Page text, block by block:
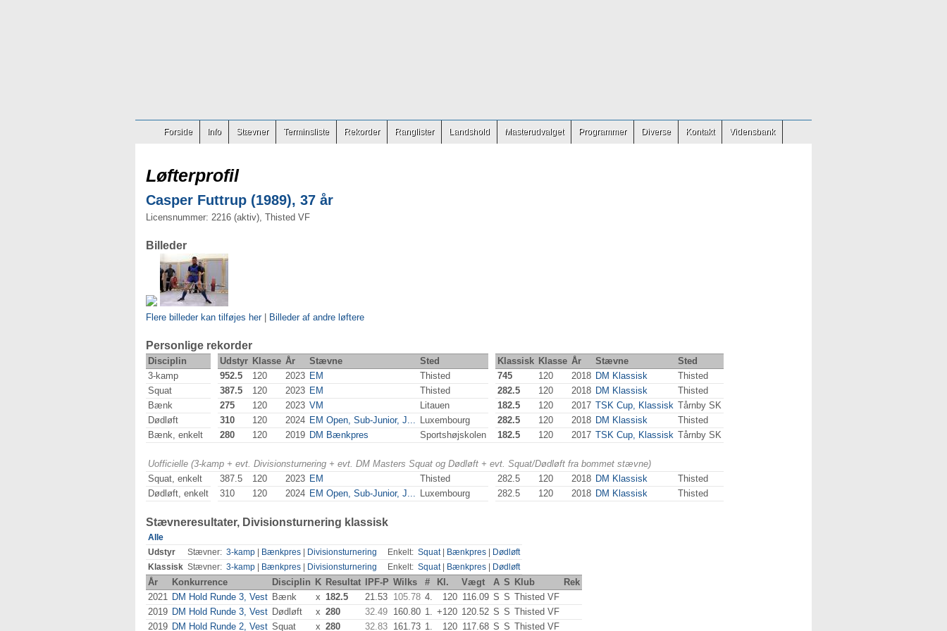
Forside Info Stævner Terminsliste Rekorder Ranglister Landshold Masterudvalget Programmer Diverse Kontakt Vidensbank
Løfterprofil
Casper Futtrup (1989), 37 år
Licensnummer: 2216 (aktiv), Thisted VF
Billeder
Flere billeder kan tilføjes her| Billeder af andre løftere
Personlige rekorder
Disciplin Udstyr Klasse År Stævne Sted Klassisk Klasse År Stævne
Sted
3-kamp
952.5 120 2023 EM Thisted 745 120 2018 DM Klassisk
Thisted
Squat
387.5 120 2023 EM Thisted 282.5 120 2018 DM Klassisk
Thisted
Bænk
275 120 2023 VM Litauen 182.5 120 2017 TSK Cup, Klassisk Tårnby SK
Dødløft
310 120 2024 EM Open, Sub-Junior, J... Luxembourg 282.5 120 2018 DM Klassisk
Thisted
Bænk, enkelt
280 120 2019 DM Bænkpres Sportshøjskolen 182.5 120 2017 TSK Cup, Klassisk Tårnby SK
Uofficielle (3-kamp + evt. Divisionsturnering + evt. DM Masters Squat og Dødløft + evt. Squat/Dødløft fra bommet stævne)
Squat, enkelt
387.5 120 2023 EM Thisted 282.5 120 2018 DM Klassisk
Thisted
Dødløft, enkelt
310 120 2024 EM Open, Sub-Junior, J... Luxembourg 282.5 120 2018 DM Klassisk Thisted
Stævneresultater, Divisionsturnering klassisk
Alle
Udstyr
Stævner: 3-kamp Bænkpres Divisionsturnering Enkelt: Squat| Bænkpres
Dødløft
Klassisk Stævner: 3-kamp Bænkpres Divisionsturnering Enkelt: Squat| Bænkpres Dødløft
År Konkurrence Disciplin K Resultat IPF-P Wilks # Kl. Vægt A S Klub
Rek
2021 DM Hold Runde 3, Vest Bænk x 182.5 21.53 105.78 4. 120 116.09 S S Thisted VF
2019 DM Hold Runde 3, Vest Dødløft x 280 32.49 160.80 1. +120 120.52 S S Thisted VF
2019 DM Hold Runde 2, Vest Squat x 280 32.83 161.73 1. 120 117.68 S S Thisted VF